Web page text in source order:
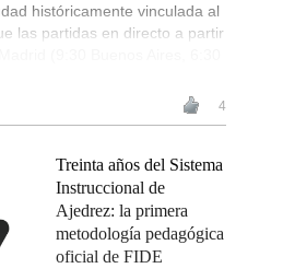
históricamente vinculada al
las partidas en directo a partir
4
Treinta años del Sistema
Instruccional de
Ajedrez: la primera
metodología pedagógica
oficial de FIDE